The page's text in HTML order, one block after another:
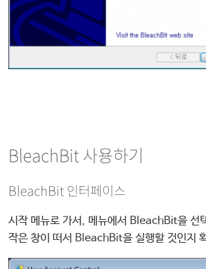
BleachBit 사용하기
BleachBit 인터페이스
시작 메뉴로 가서, 메뉴에서 BleachBit을 선
작은 창이 떠서 BleachBit을 실행할 것인지